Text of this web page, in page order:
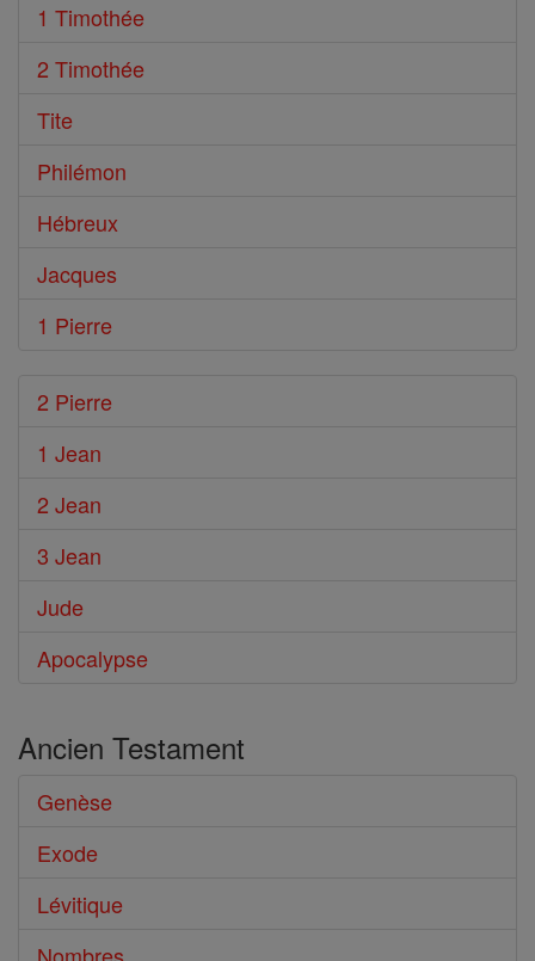
1 Timothée
2 Timothée
Tite
Philémon
Hébreux
Jacques
1 Pierre
2 Pierre
1 Jean
2 Jean
3 Jean
Jude
Apocalypse
Ancien Testament
Genèse
Exode
Lévitique